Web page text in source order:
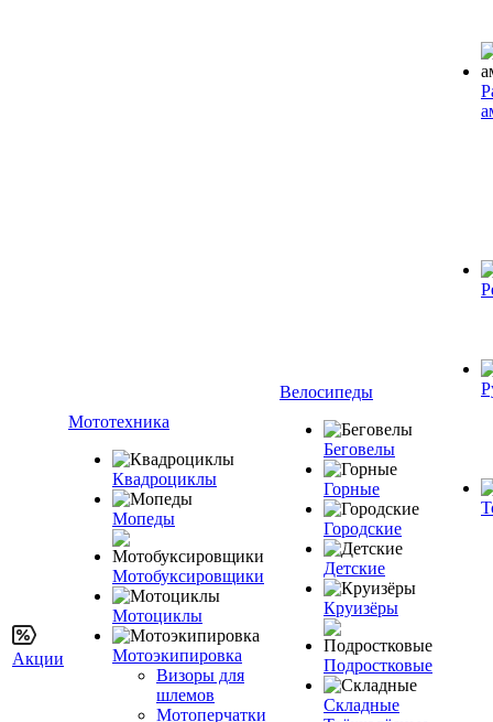
Акции
Мототехника
Квадроциклы
Мопеды
Мотобуксировщики
Мотоциклы
Мотоэкипировка
Визоры для
шлемов
Мотоперчатки
Велосипеды
Беговелы
Горные
Городские
Детские
Круизёры
Подростковые
Складные